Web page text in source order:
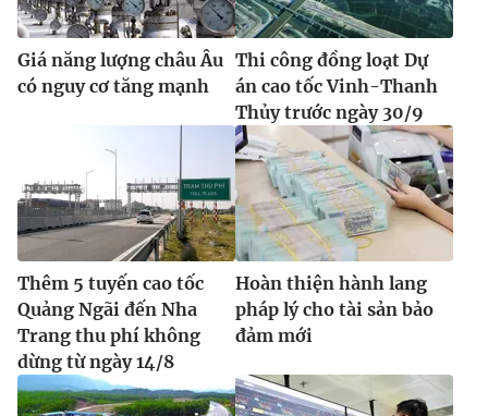
Giá năng lượng châu Âu
có nguy cơ tăng mạnh
Thi công đồng loạt Dự
án cao tốc Vinh-Thanh
Thủy trước ngày 30/9
Thêm 5 tuyến cao tốc
Quảng Ngãi đến Nha
Trang thu phí không
dừng từ ngày 14/8
Hoàn thiện hành lang
pháp lý cho tài sản bảo
đảm mới